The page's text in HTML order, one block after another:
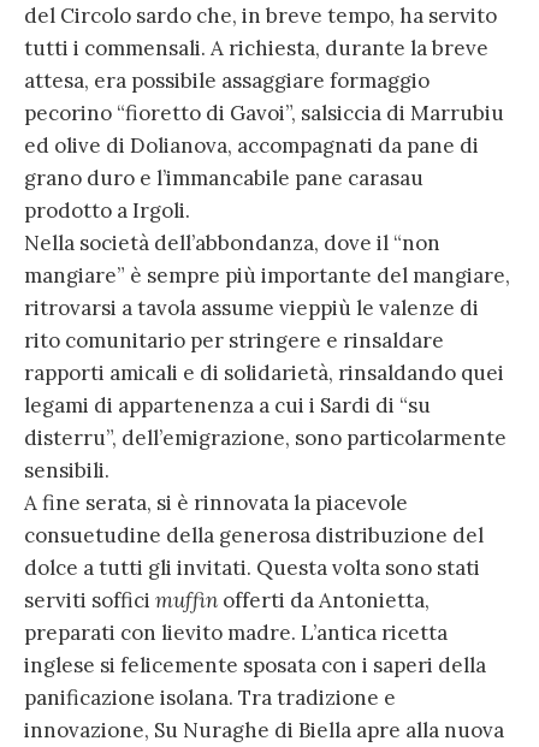
del Circolo sardo che, in breve tempo, ha servito
tutti i commensali. A richiesta, durante la breve
attesa, era possibile assaggiare formaggio
pecorino “fioretto di Gavoi”, salsiccia di Marrubiu
ed olive di Dolianova, accompagnati da pane di
grano duro e l’immancabile pane carasau
prodotto a Irgoli.
Nella società dell’abbondanza, dove il “non
mangiare” è sempre più importante del mangiare,
ritrovarsi a tavola assume vieppiù le valenze di
rito comunitario per stringere e rinsaldare
rapporti amicali e di solidarietà, rinsaldando quei
legami di appartenenza a cui i Sardi di “su
disterru”, dell’emigrazione, sono particolarmente
sensibili.
A fine serata, si è rinnovata la piacevole
consuetudine della generosa distribuzione del
dolce a tutti gli invitati. Questa volta sono stati
serviti soffici muffin offerti da Antonietta,
preparati con lievito madre. L’antica ricetta
inglese si felicemente sposata con i saperi della
panificazione isolana. Tra tradizione e
innovazione, Su Nuraghe di Biella apre alla nuova